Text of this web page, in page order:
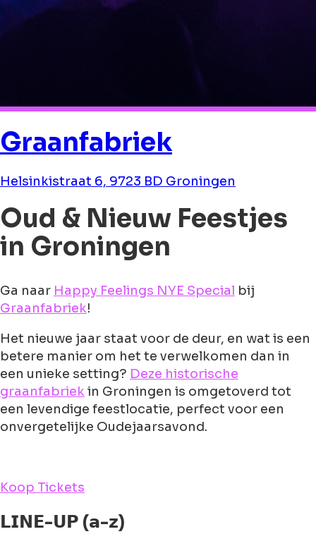
Graanfabriek
Helsinkistraat 6, 9723 BD Groningen
Oud & Nieuw Feestjes
in Groningen
Ga naar Happy Feelings NYE Special bij
Graanfabriek!
Het nieuwe jaar staat voor de deur, en wat is een
betere manier om het te verwelkomen dan in
een unieke setting? Deze historische
graanfabriekin Groningen is omgetoverd tot
een levendige feestlocatie, perfect voor een
onvergetelijke Oudejaarsavond.
Koop Tickets
𝗟𝗜𝗡𝗘-𝗨𝗣 (𝗮-𝘇)